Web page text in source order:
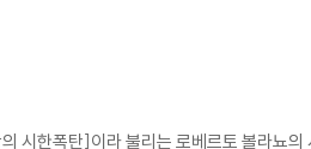
시한폭탄]이라 불리는 로베르토 볼라뇨의